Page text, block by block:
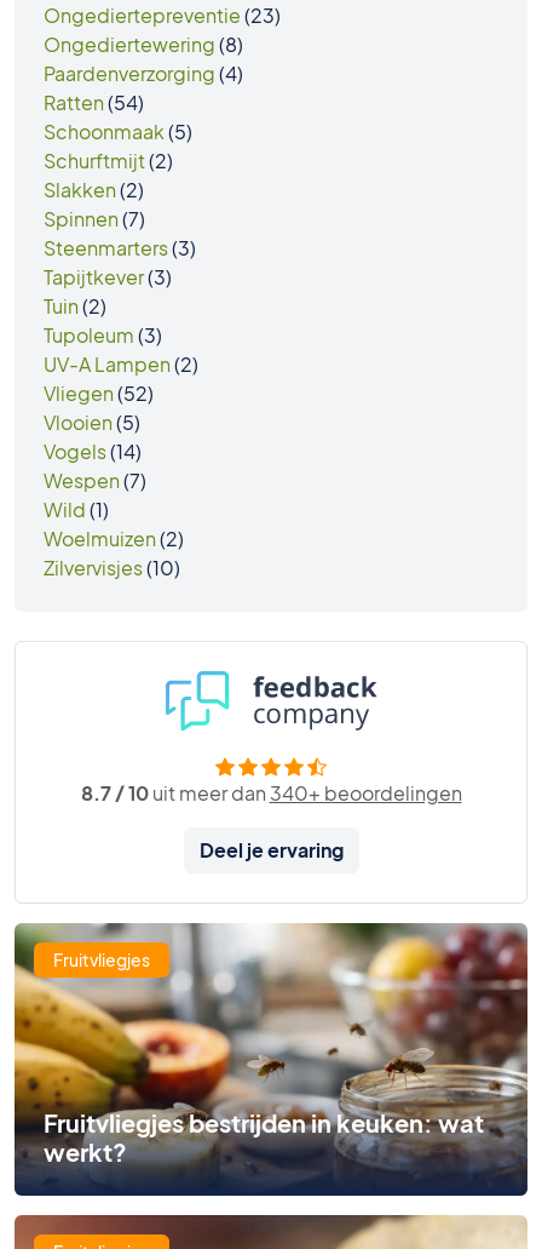
Ongediertepreventie(23)
Ongediertewering(8)
Paardenverzorging(4)
Ratten(54)
Schoonmaak(5)
Schurftmijt(2)
Slakken(2)
Spinnen(7)
Steenmarters(3)
Tapijtkever(3)
Tuin(2)
Tupoleum(3)
UV-A Lampen(2)
Vliegen(52)
Vlooien(5)
Vogels(14)
Wespen(7)
Wild(1)
Woelmuizen(2)
Zilvervisjes(10)
8.7 / 10uit meer dan 340+ beoordelingen
Deel je ervaring
Fruitvliegjes
Fruitvliegjes bestrijden in keuken: wat
werkt?